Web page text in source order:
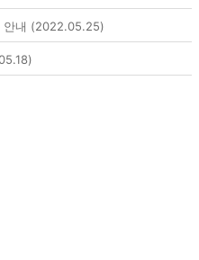
안내 (2022.05.25)